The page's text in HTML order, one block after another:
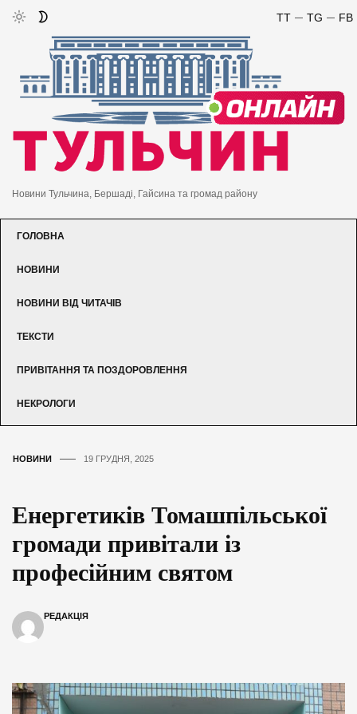
FB
TG
TT
Новини Тульчина, Бершаді, Гайсина та громад району
ГОЛОВНА
НОВИНИ
НОВИНИ ВІД ЧИТАЧІВ
ТЕКСТИ
ПРИВІТАННЯ ТА ПОЗДОРОВЛЕННЯ
НЕКРОЛОГИ
НОВИНИ 19 ГРУДНЯ, 2025
Енергетиків Томашпільської
громади привітали із
професійним святом
РЕДАКЦІЯ